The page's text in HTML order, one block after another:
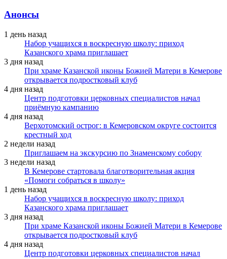
Анонсы
1 день назад
Набор учащихся в воскресную школу: приход
Казанского храма приглашает
3 дня назад
При храме Казанской иконы Божией Матери в Кемерове
открывается подростковый клуб
4 дня назад
Центр подготовки церковных специалистов начал
приёмную кампанию
4 дня назад
Верхотомский острог: в Кемеровском округе состоится
крестный ход
2 недели назад
Приглашаем на экскурсию по Знаменскому собору
3 недели назад
В Кемерове стартовала благотворительная акция
«Помоги собраться в школу»
1 день назад
Набор учащихся в воскресную школу: приход
Казанского храма приглашает
3 дня назад
При храме Казанской иконы Божией Матери в Кемерове
открывается подростковый клуб
4 дня назад
Центр подготовки церковных специалистов начал